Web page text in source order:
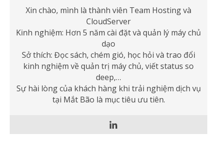
Xin chào, mình là thành viên Team Hosting và
CloudServer
Kinh nghiệm: Hơn 5 năm cài đặt và quản lý máy chủ
dạo
Sở thích: Đọc sách, chém gió, học hỏi và trao đổi
kinh nghiệm về quản trị máy chủ, viết status so
deep,…
Sự hài lòng của khách hàng khi trải nghiệm dịch vụ
tại Mắt Bão là mục tiêu ưu tiên.